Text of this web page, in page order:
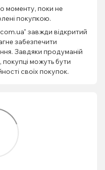
моменту, поки не
покупкою.
завжди відкритий
забезпечити
Завдяки продуманій
покупці можуть бути
своїх покупок.